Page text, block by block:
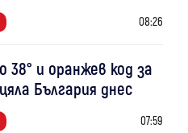
08:26
38° и оранжев код за
България днес
07:59